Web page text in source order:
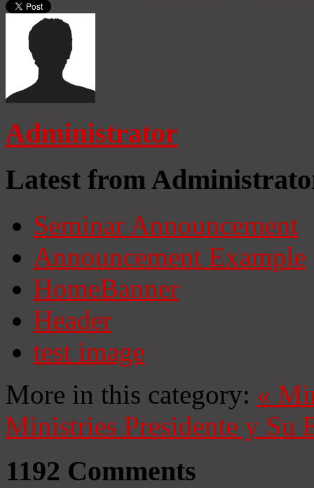
Administrator
Latest from
Seminar Announcement
Announcement Example
HomeBanner
Header
test image
More in this category: «
Ministries Presidente y Su
1192 Comments